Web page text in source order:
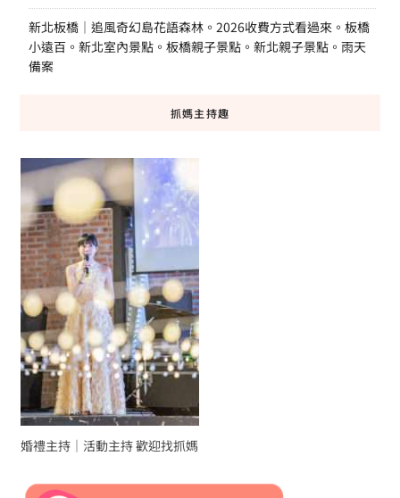
新北板橋｜追風奇幻島花語森林。2026收費方式看過來。板橋
小遠百。新北室內景點。板橋親子景點。新北親子景點。雨天
備案
抓媽主持趣
婚禮主持｜活動主持 歡迎找抓媽